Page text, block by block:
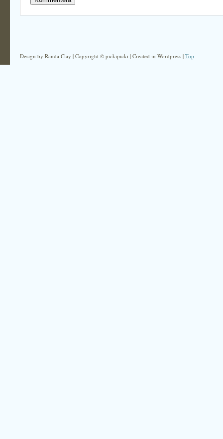
Design by Randa Clay | Copyright © pickipicki | Created in Wordpress | Top